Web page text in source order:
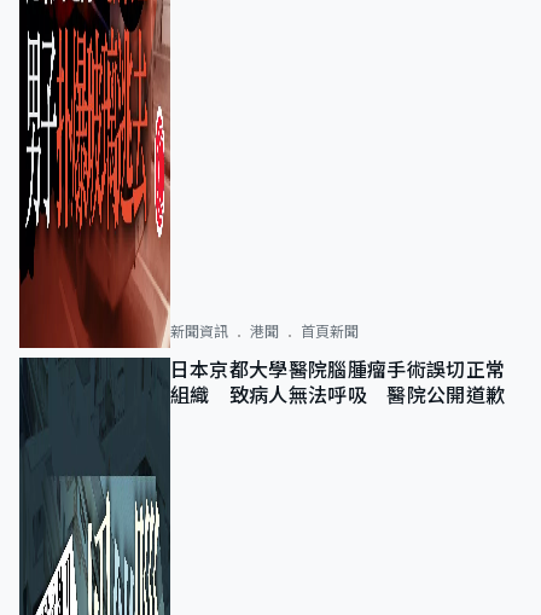
新聞資訊 港聞 首頁新聞
日本京都大學醫院腦腫瘤手術誤切正常
組織 致病人無法呼吸 醫院公開道歉